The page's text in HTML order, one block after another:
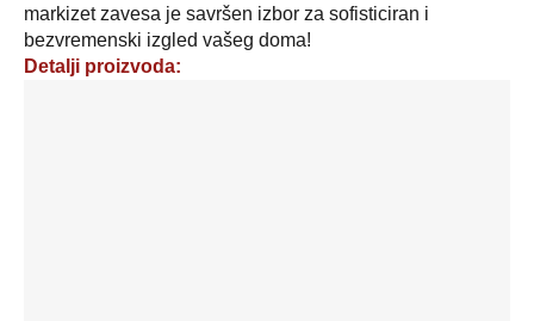
markizet zavesa je savršen izbor za sofisticiran i
bezvremenski izgled vašeg doma!
Detalji proizvoda: